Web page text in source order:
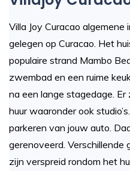
Villa Joy Curacao
gelegen op Curacao. Het
populaire strand Mambo
zwembad en een ruime
na een lange stagedage.
huur waaronder ook
parkeren van jouw auto.
gerenoveerd. Verschillende
zijn verspreid rondom het